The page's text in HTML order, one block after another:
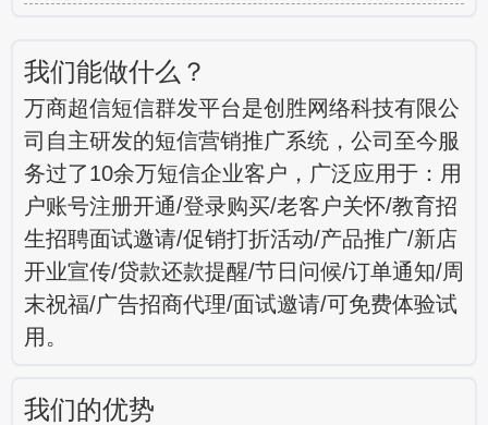
我们能做什么？
万商超信短信群发平台是创胜网络科技有限公
司自主研发的短信营销推广系统，公司至今服
务过了10余万短信企业客户，广泛应用于：用
户账号注册开通/登录购买/老客户关怀/教育招
生招聘面试邀请/促销打折活动/产品推广/新店
开业宣传/贷款还款提醒/节日问候/订单通知/周
末祝福/广告招商代理/面试邀请/可免费体验试
用。
我们的优势